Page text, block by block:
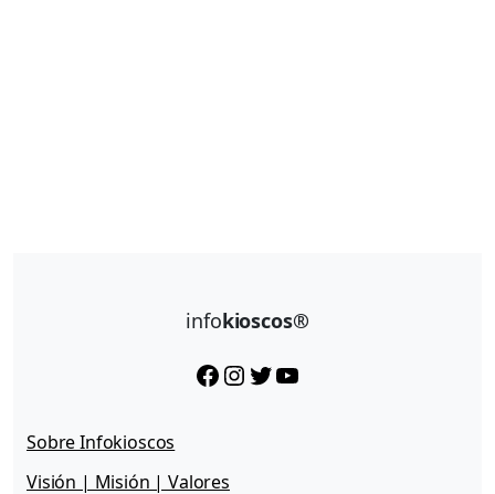
infokioscos®
Facebook InstagramTwitter YouTube
Sobre Infokioscos
Visión | Misión | Valores